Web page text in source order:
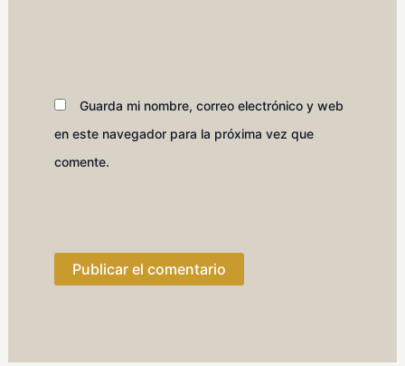
Guarda mi nombre, correo electrónico y web
en este navegador para la próxima vez que
comente.